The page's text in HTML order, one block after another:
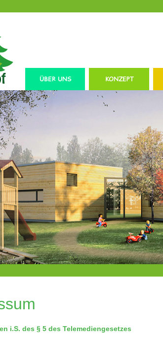
ÜBER UNS KONZEPT
i.S. des § 5 des Telemediengesetzes